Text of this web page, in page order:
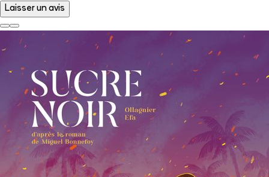
Laisser un avis